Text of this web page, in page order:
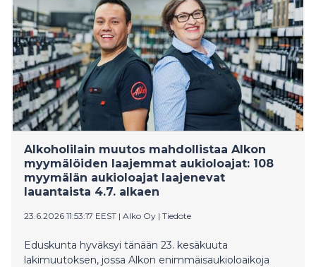
asiakkaille muitakin arkea helpottavia ominaisuuksia.
Alkoholilain muutos mahdollistaa Alkon
myymälöiden laajemmat aukioloajat: 108
myymälän aukioloajat laajenevat
lauantaista 4.7. alkaen
23.6.2026 11:53:17 EEST | Alko Oy | Tiedote
Eduskunta hyväksyi tänään 23. kesäkuuta
lakimuutoksen, jossa Alkon enimmäisaukioloaikoja